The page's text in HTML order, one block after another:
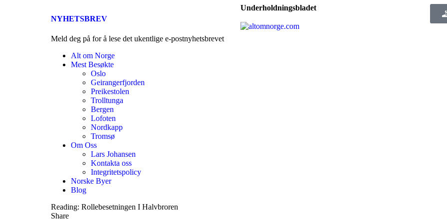
NYHETSBREV
Meld deg på for å lese det ukentlige e-postnyhetsbrevet
Underholdningsbladet
Alt om Norge
Mest Besøkte
Oslo
Geirangerfjorden
Preikestolen
Trolltunga
Bergen
Lofoten
Nordkapp
Tromsø
Om Oss
Lars Johansen
Kontakta oss
Integritetspolicy
Norske Byer
Blog
Reading: Rollebesetningen I Halvbroren
Share